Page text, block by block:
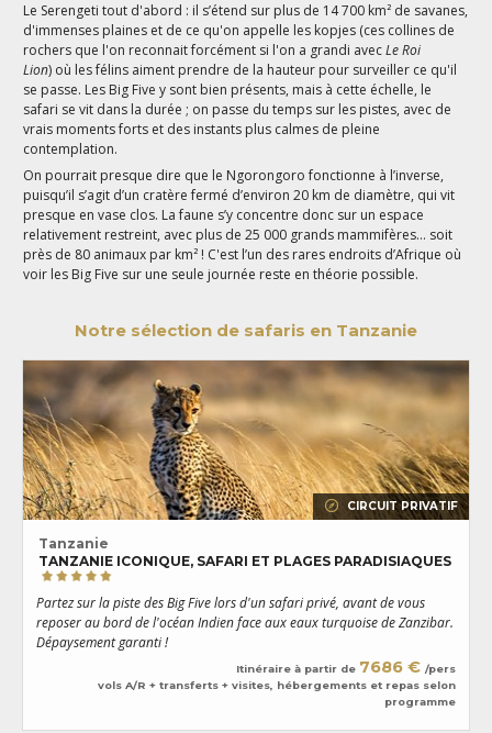
Le Serengeti tout d'abord : il s’étend sur plus de 14 700 km² de savanes,
d'immenses plaines et de ce qu'on appelle les kopjes (ces collines de
rochers que l'on reconnait forcément si l'on a grandi avecLe Roi
Lion) où les félins aiment prendre de la hauteur pour surveiller ce qu'il
se passe. Les Big Five y sont bien présents, mais à cette échelle, le
safari se vit dans la durée ; on passe du temps sur les pistes, avec de
vrais moments forts et des instants plus calmes de pleine
contemplation.
On pourrait presque dire que le Ngorongoro fonctionne à l’inverse,
puisqu’il s’agit d’un cratère fermé d’environ 20 km de diamètre, qui vit
presque en vase clos. La faune s’y concentre donc sur un espace
relativement restreint, avec plus de 25 000 grands mammifères… soit
près de 80 animaux par km² ! C'est l’un des rares endroits d’Afrique où
voir les Big Five sur une seule journée reste en théorie possible.
Notre sélection de safaris en Tanzanie
CIRCUIT PRIVATIF
Tanzanie
TANZANIE ICONIQUE, SAFARI ET PLAGES PARADISIAQUES
Partez sur la piste des Big Five lors d'un safari privé, avant de vous
reposer au bord de l'océan Indien face aux eaux turquoise de Zanzibar.
Dépaysement garanti !
Itinéraire à partir de 7686 € /pers
vols A/R + transferts + visites, hébergements et repas selon
programme